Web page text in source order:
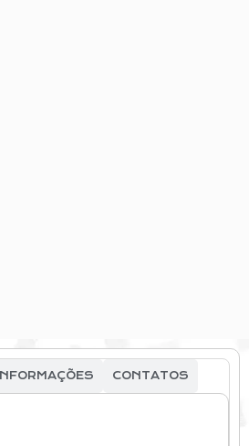
INFORMAÇÕES CONTATOS